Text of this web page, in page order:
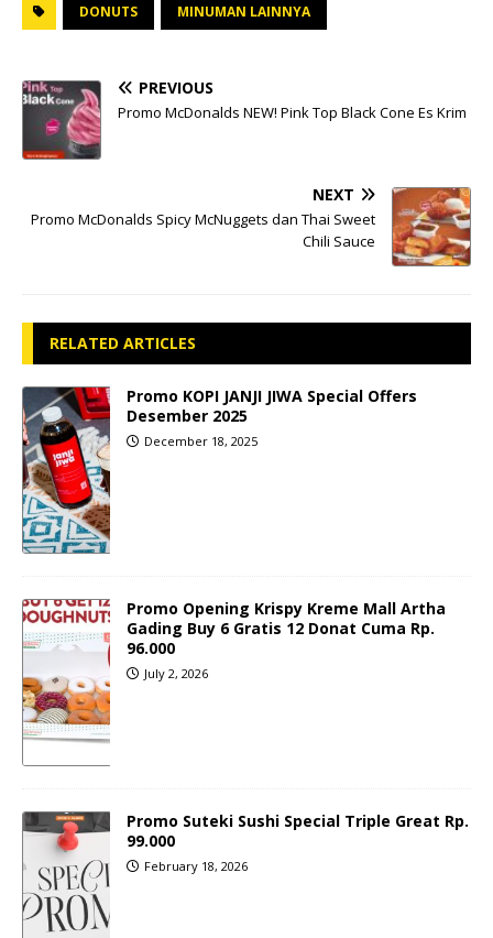
DONUTS MINUMAN LAINNYA
PREVIOUS
Promo McDonalds NEW! Pink Top Black Cone Es Krim
NEXT
Promo McDonalds Spicy McNuggets dan Thai Sweet
Chili Sauce
RELATED ARTICLES
Promo KOPI JANJI JIWA Special Offers
Desember 2025
December 18, 2025
Promo Opening Krispy Kreme Mall Artha
Gading Buy 6 Gratis 12 Donat Cuma Rp.
96.000
July 2, 2026
Promo Suteki Sushi Special Triple Great Rp.
99.000
February 18, 2026